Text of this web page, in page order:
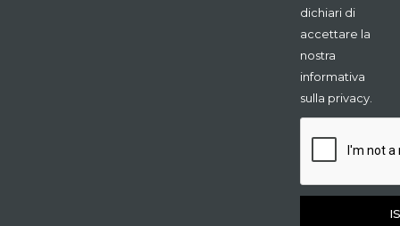
dichiari di
accettare la
nostra
informativa
sulla privacy.